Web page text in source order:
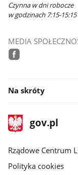
Czynna w dni robocze
w godzinach 7:15-15:15
MEDIA
Na skróty
stopka
gov.plStrona
gov.pl
Rządowe Centrum
Polityka cookies